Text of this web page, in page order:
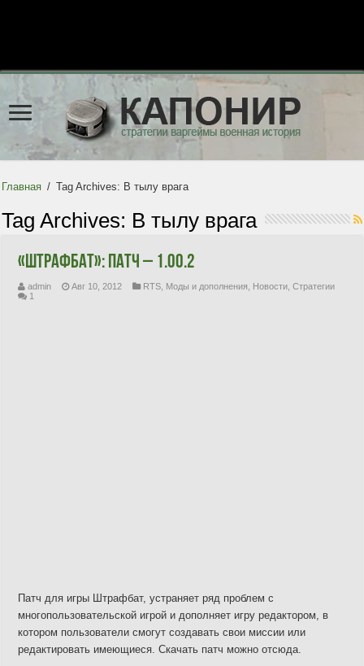
Главная / Tag Archives: В тылу врага
Tag Archives: В тылу врага
«Штрафбат»: патч – 1.00.2
admin Авг 10, 2012 RTS Моды и дополнения Новости ,Стратегии
1
Патч для игры Штрафбат, устраняет ряд проблем с
многопользовательской игрой и дополняет игру редактором, в
котором пользователи смогут создавать свои миссии или
редактировать имеющиеся. Скачать патч можно отсюда.